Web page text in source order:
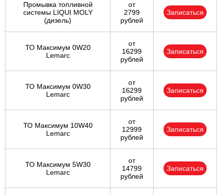
Ярославль
Промывка топливной
системы LIQUI MOLY
(дизель)
от
2799
рублей
Записаться
ТО Максимум 0W20
Lemarc
от
16299
рублей
Записаться
ТО Максимум 0W30
Lemarc
от
16299
рублей
Записаться
ТО Максимум 10W40
Lemarc
от
12999
рублей
Записаться
ТО Максимум 5W30
Lemarc
от
14799
рублей
Записаться